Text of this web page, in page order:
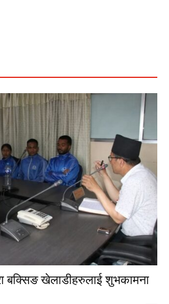
बक्सिङ खेलाडीहरुलाई शुभकामना